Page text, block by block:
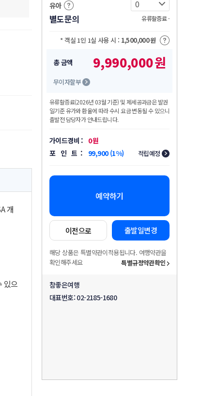
개
있으
유아
별도문의 유류할증료 -
* 객실 1인 1실 사용 시 : 1,500,000원
총 금액 9,990,000원
무이자할부
유류할증료(2026년 03월 기준) 및 제세공과금은 발권
일기준 유가와 환율에 따라 수시 요금 변동될 수 있으니
출발전 담당자가 안내드립니다.
가이드경비 : 0원
포 인 트 :
99,900 (1%) 적립예정
예약하기
이전으로 출발일변경
해당 상품은 특별약관이적용됩니다. 여행약관을
확인해주세요
특별규정약관확인
참좋은여행
대표번호:02-2185-1680